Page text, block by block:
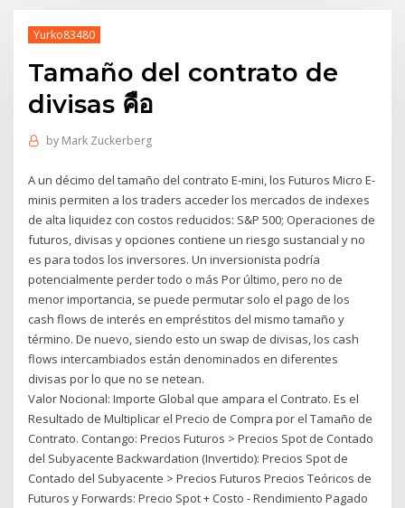
Yurko83480
Tamaño del contrato de
divisas คือ
by Mark Zuckerberg
A un décimo del tamaño del contrato E-mini, los Futuros Micro E-
minis permiten a los traders acceder los mercados de indexes
de alta liquidez con costos reducidos: S&P 500; Operaciones de
futuros, divisas y opciones contiene un riesgo sustancial y no
es para todos los inversores. Un inversionista podría
potencialmente perder todo o más Por último, pero no de
menor importancia, se puede permutar solo el pago de los
cash flows de interés en empréstitos del mismo tamaño y
término. De nuevo, siendo esto un swap de divisas, los cash
flows intercambiados están denominados en diferentes
divisas por lo que no se netean.
Valor Nocional: Importe Global que ampara el Contrato. Es el
Resultado de Multiplicar el Precio de Compra por el Tamaño de
Contrato. Contango: Precios Futuros > Precios Spot de Contado
del Subyacente Backwardation (Invertido): Precios Spot de
Contado del Subyacente > Precios Futuros Precios Teóricos de
Futuros y Forwards: Precio Spot + Costo - Rendimiento Pagado